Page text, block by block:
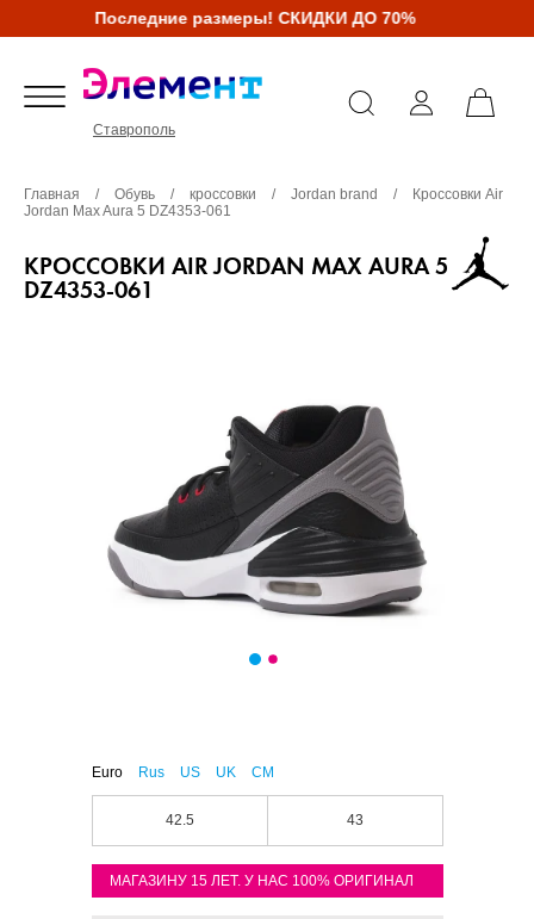
Последние размеры! СКИДКИ ДО 70%
Ставрополь
Главная / Обувь / кроссовки / Jordan brand /
Кроссовки Air
Jordan Max Aura 5 DZ4353-061
КРОССОВКИ AIR JORDAN MAX AURA 5
DZ4353-061
Euro Rus US UK CM
42.5 43
МАГАЗИНУ 15 ЛЕТ. У НАС 100% ОРИГИНАЛ